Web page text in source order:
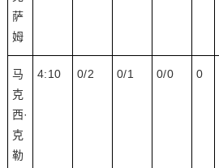
萨
姆
马
克
西·
克
勒
4:10 0/2 0/1 0/0 0